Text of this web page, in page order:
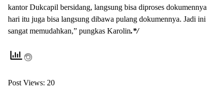
kantor Dukcapil bersidang, langsung bisa diproses dokumennya
hari itu juga bisa langsung dibawa pulang dokumennya. Jadi ini
sangat memudahkan,” pungkas Karolin.*/
Post Views: 20